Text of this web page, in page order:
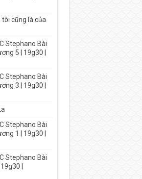
tôi cũng là của
Stephano Bài
5 | 19g30 |
Stephano Bài
3 | 19g30 |
Stephano Bài
1 | 19g30 |
Stephano Bài
|